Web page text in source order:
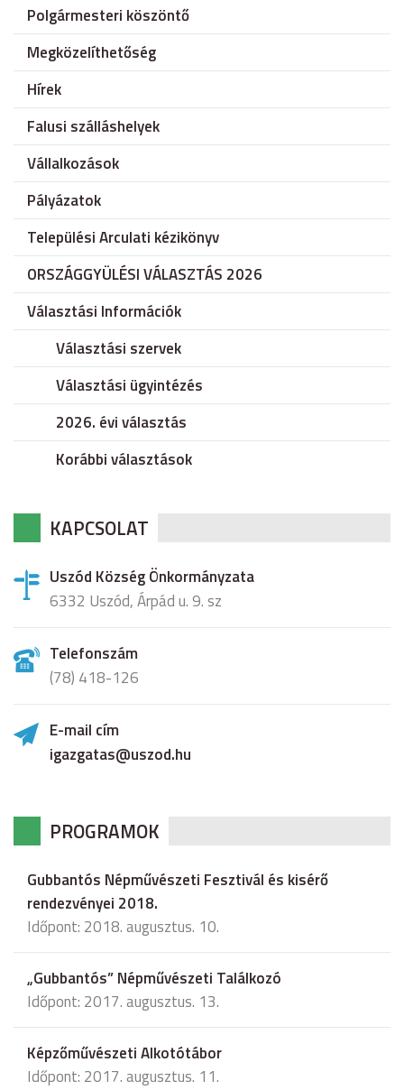
Polgármesteri köszöntő
Megközelíthetőség
Hírek
Falusi szálláshelyek
Vállalkozások
Pályázatok
Települési Arculati kézikönyv
ORSZÁGGYÜLÉSI VÁLASZTÁS 2026
Választási Információk
Választási szervek
Választási ügyintézés
2026. évi választás
Korábbi választások
KAPCSOLAT
Uszód Község Önkormányzata
6332 Uszód, Árpád u. 9. sz
Telefonszám
(78) 418-126
E-mail cím
igazgatas@uszod.hu
PROGRAMOK
Gubbantós Népművészeti Fesztivál és kisérő
rendezvényei 2018.
Időpont: 2018. augusztus. 10.
„Gubbantós” Népművészeti Találkozó
Időpont: 2017. augusztus. 13.
Képzőművészeti Alkotótábor
Időpont: 2017. augusztus. 11.